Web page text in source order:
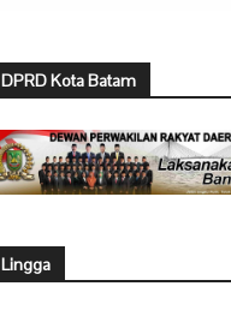
DPRD Kota Batam
Lingga